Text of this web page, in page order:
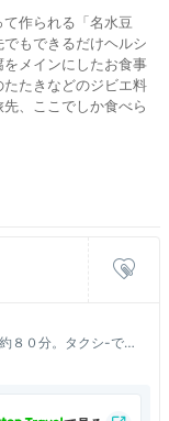
作られる「名水豆
もできるだけヘルシ
メインにしたお食事
たきなどのジビエ料
、ここでしか食べら
８０分。タクシ-で４